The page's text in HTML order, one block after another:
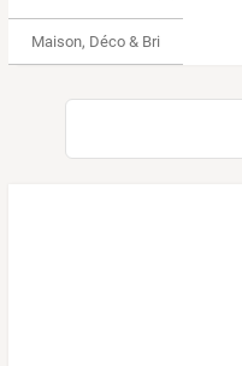
Maison, Déco & Bricolage